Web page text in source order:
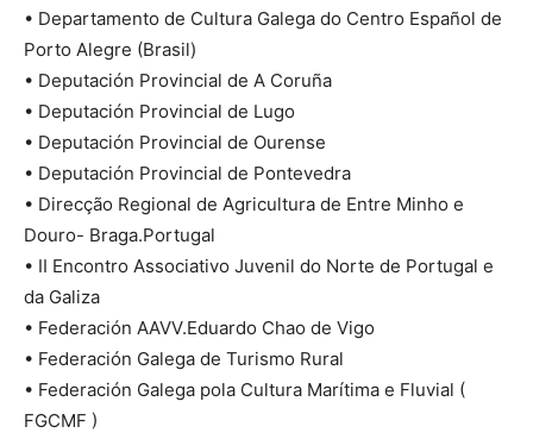
• Departamento de Cultura Galega do Centro Español de
Porto Alegre (Brasil)
• Deputación Provincial de A Coruña
• Deputación Provincial de Lugo
• Deputación Provincial de Ourense
• Deputación Provincial de Pontevedra
• Direcção Regional de Agricultura de Entre Minho e
Douro- Braga.Portugal
• II Encontro Associativo Juvenil do Norte de Portugal e
da Galiza
• Federación AAVV.Eduardo Chao de Vigo
• Federación Galega de Turismo Rural
• Federación Galega pola Cultura Marítima e Fluvial (
FGCMF )